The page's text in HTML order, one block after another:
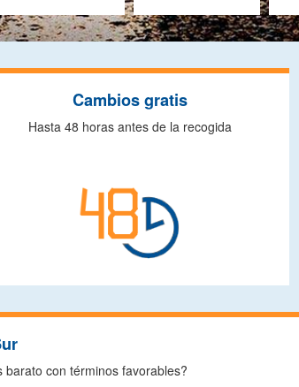
Cambios gratis
Hasta 48 horas antes de la recogida
con términos favorables?